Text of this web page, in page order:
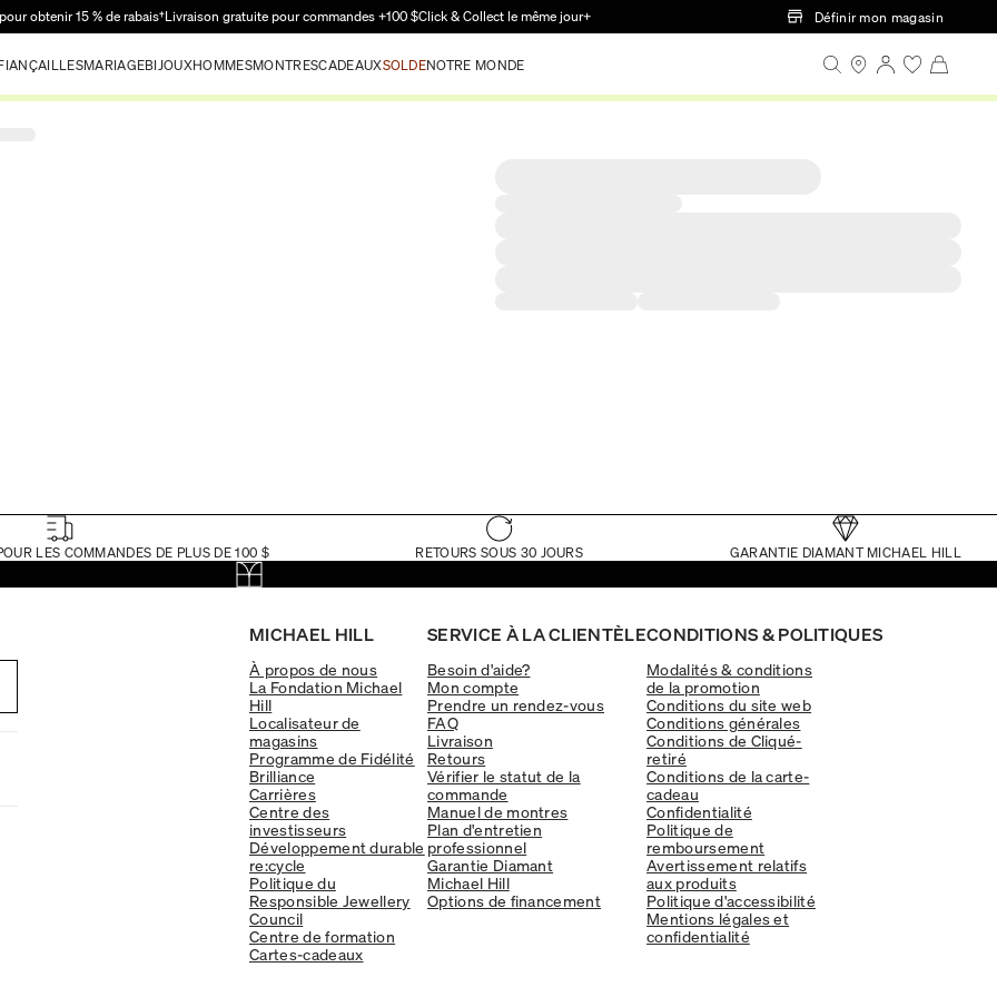
Passer au contenu principal
obtenir 15 % de rabais†Livraison gratuite pour commandes +100 $Click & Collect le même jour+ Définir mon magasin
MARIAGEBIJOUXHOMMESMONTRESCADEAUXSOLDENOTRE MONDE
LES COMMANDES DE PLUS DE 100 $ RETOURS SOUS 30 JOURS GARANTIE DIAMANT MICHAEL HILL
MICHAEL HILL
À propos de nous
La Fondation Michael
Hill
Localisateur de
magasins
Programme de Fidélité
Brilliance
Carrières
Centre des
investisseurs
Développement durable
re:cycle
Politique du
Responsible Jewellery
Council
Centre de formation
Cartes-cadeaux
SERVICE À LA CLIENTÈLE
Besoin d'aide?
Mon compte
Prendre un rendez-vous
FAQ
Livraison
Retours
Vérifier le statut de la
commande
Manuel de montres
Plan d'entretien
professionnel
Garantie Diamant
Michael Hill
Options de financement
CONDITIONS & POLITIQUES
Modalités & conditions
de la promotion
Conditions du site web
Conditions générales
Conditions de Cliqué-
retiré
Conditions de la carte-
cadeau
Confidentialité
Politique de
remboursement
Avertissement relatifs
aux produits
Politique d'accessibilité
Mentions légales et
confidentialité